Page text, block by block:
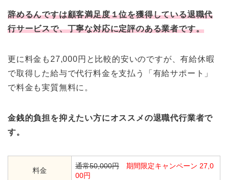
辞めるんですは顧客満足度１位を獲得している退職代
行サービスで、丁寧な対応に定評のある業者です。
更に料金も27,000円と比較的安いのですが、有給休暇
で取得した給与で代行料金を支払う「有給サポート」
で料金も実質無料に。
金銭的負担を抑えたい方にオススメの退職代行業者で
す。
料金
通常50,000円
期間限定キャンペーン 27,0
00円